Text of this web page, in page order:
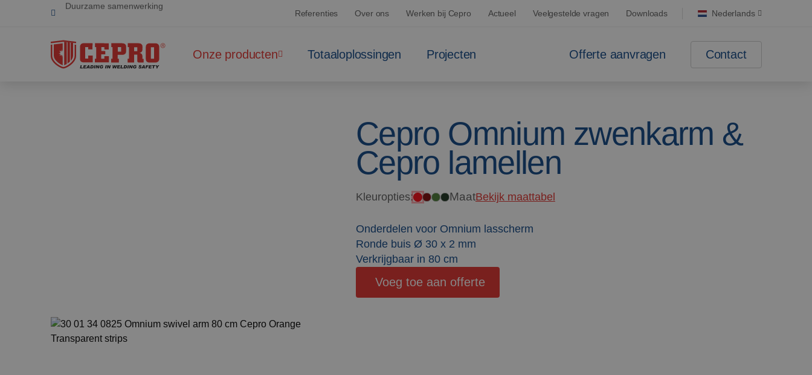
Totaal leverancier veilige laswerkplaats
Toegewijd & flexibel
Gecertificeerde producten
Referenties Over ons Werken bij Cepro Actueel Veelgestelde vragen Downloads Nederlands
Onze producten Totaaloplossingen Projecten Offerte aanvragen Contact
Cepro Omnium zwenkarm &
Cepro lamellen
Kleuropties: MaatBekijk maattabel
Onderdelen voor Omnium lasscherm
Ronde buis Ø 30 x 2 mm
Verkrijgbaar in 80 cm
Voeg toe aan offerte